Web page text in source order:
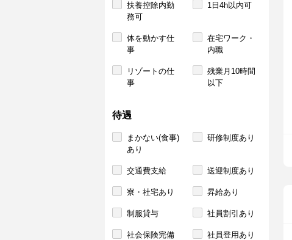
扶養控除内勤
務可
1日4h以内可
体を動かす仕
事
在宅ワーク・
内職
リゾートの仕
事
残業月10時間
以下
待遇
まかない(食事)
あり
研修制度あり
交通費支給 送迎制度あり
寮・社宅あり 昇給あり
制服貸与 社員割引あり
社会保険完備 社員登用あり